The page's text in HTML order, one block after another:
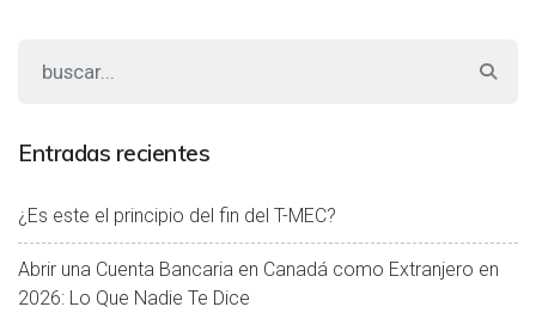
Entradas recientes
¿Es este el principio del fin del T-MEC?
Abrir una Cuenta Bancaria en Canadá como Extranjero en
2026: Lo Que Nadie Te Dice